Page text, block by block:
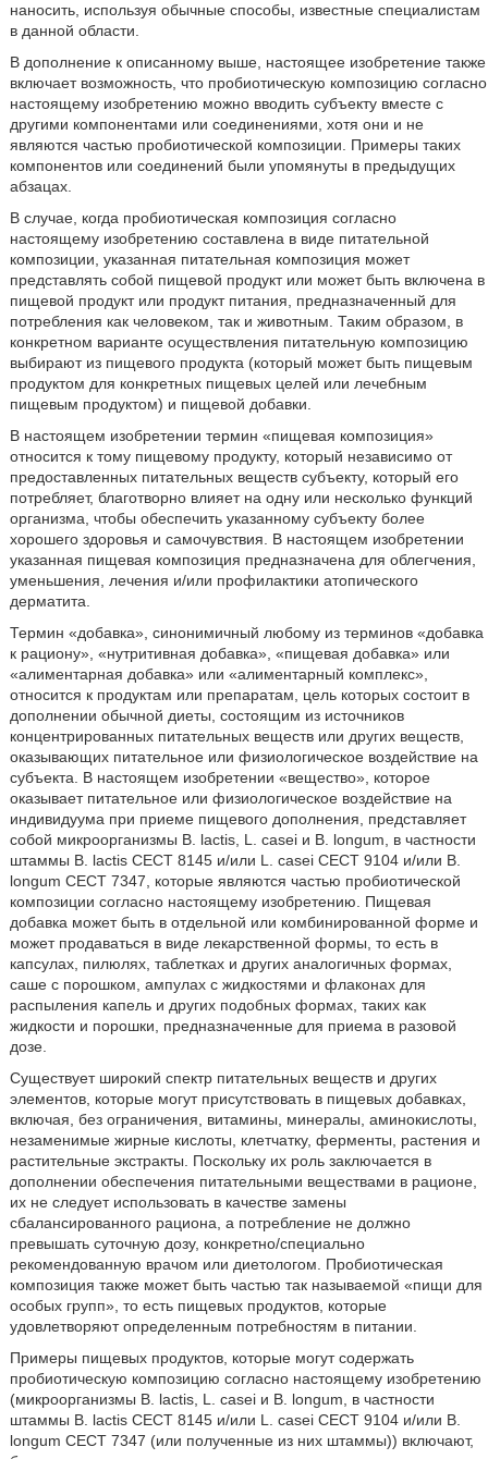
наносить, используя обычные способы, известные специалистам
в данной области.
В дополнение к описанному выше, настоящее изобретение также
включает возможность, что пробиотическую композицию согласно
настоящему изобретению можно вводить субъекту вместе с
другими компонентами или соединениями, хотя они и не
являются частью пробиотической композиции. Примеры таких
компонентов или соединений были упомянуты в предыдущих
абзацах.
В случае, когда пробиотическая композиция согласно
настоящему изобретению составлена в виде питательной
композиции, указанная питательная композиция может
представлять собой пищевой продукт или может быть включена в
пищевой продукт или продукт питания, предназначенный для
потребления как человеком, так и животным. Таким образом, в
конкретном варианте осуществления питательную композицию
выбирают из пищевого продукта (который может быть пищевым
продуктом для конкретных пищевых целей или лечебным
пищевым продуктом) и пищевой добавки.
В настоящем изобретении термин «пищевая композиция»
относится к тому пищевому продукту, который независимо от
предоставленных питательных веществ субъекту, который его
потребляет, благотворно влияет на одну или несколько функций
организма, чтобы обеспечить указанному субъекту более
хорошего здоровья и самочувствия. В настоящем изобретении
указанная пищевая композиция предназначена для облегчения,
уменьшения, лечения и/или профилактики атопического
дерматита.
Термин «добавка», синонимичный любому из терминов «добавка
к рациону», «нутритивная добавка», «пищевая добавка» или
«алиментарная добавка» или «алиментарный комплекс»,
относится к продуктам или препаратам, цель которых состоит в
дополнении обычной диеты, состоящим из источников
концентрированных питательных веществ или других веществ,
оказывающих питательное или физиологическое воздействие на
субъекта. В настоящем изобретении «вещество», которое
оказывает питательное или физиологическое воздействие на
индивидуума при приеме пищевого дополнения, представляет
собой микроорганизмы В. lactis, L. casei и В. longum, в частности
штаммы В. lactis СЕСТ 8145 и/или L. casei СЕСТ 9104 и/или В.
longum СЕСТ 7347, которые являются частью пробиотической
композиции согласно настоящему изобретению. Пищевая
добавка может быть в отдельной или комбинированной форме и
может продаваться в виде лекарственной формы, то есть в
капсулах, пилюлях, таблетках и других аналогичных формах,
саше с порошком, ампулах с жидкостями и флаконах для
распыления капель и других подобных формах, таких как
жидкости и порошки, предназначенные для приема в разовой
дозе.
Существует широкий спектр питательных веществ и других
элементов, которые могут присутствовать в пищевых добавках,
включая, без ограничения, витамины, минералы, аминокислоты,
незаменимые жирные кислоты, клетчатку, ферменты, растения и
растительные экстракты. Поскольку их роль заключается в
дополнении обеспечения питательными веществами в рационе,
их не следует использовать в качестве замены
сбалансированного рациона, а потребление не должно
превышать суточную дозу, конкретно/специально
рекомендованную врачом или диетологом. Пробиотическая
композиция также может быть частью так называемой «пищи для
особых групп», то есть пищевых продуктов, которые
удовлетворяют определенным потребностям в питании.
Примеры пищевых продуктов, которые могут содержать
пробиотическую композицию согласно настоящему изобретению
(микроорганизмы В. lactis, L. casei и В. longum, в частности
штаммы В. lactis СЕСТ 8145 и/или L. casei СЕСТ 9104 и/или В.
longum СЕСТ 7347 (или полученные из них штаммы)) включают,